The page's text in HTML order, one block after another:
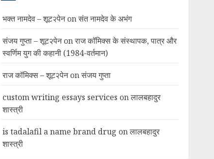
भक्त नामदेव – शूट२पेनonसंत नामदेव के अभंग
संजय गुप्ता – शूट२पेनonराज कॉमिक्स के संस्थापक, पात्र और
स्वर्णिम युग की कहानी (1984-वर्तमान)
राज कॉमिक्स – शूट२पेनonसंजय गुप्ता
custom writing essays services onलालबहादुर
शास्त्री
is tadalafil a name brand drug onलालबहादुर
शास्त्री